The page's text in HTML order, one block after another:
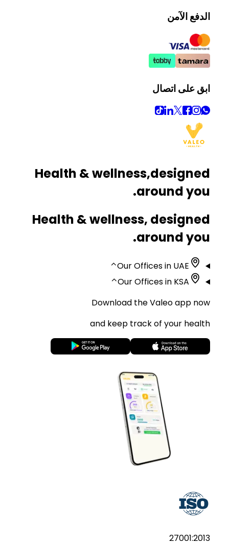
الدفع الآمن
ابق على اتصال
Health & wellness,designed
around you.
Health & wellness, designed
around you.
Our Offices in UAE
⌃
Our Offices in KSA
⌃
Download the Valeo app now
and keep track of your health
27001:2013